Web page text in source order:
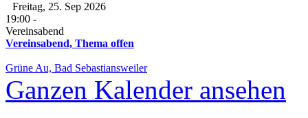
Freitag, 25. Sep 2026
19:00 -
Vereinsabend
Vereinsabend, Thema offen
Grüne Au, Bad Sebastiansweiler
Ganzen Kalender ansehen